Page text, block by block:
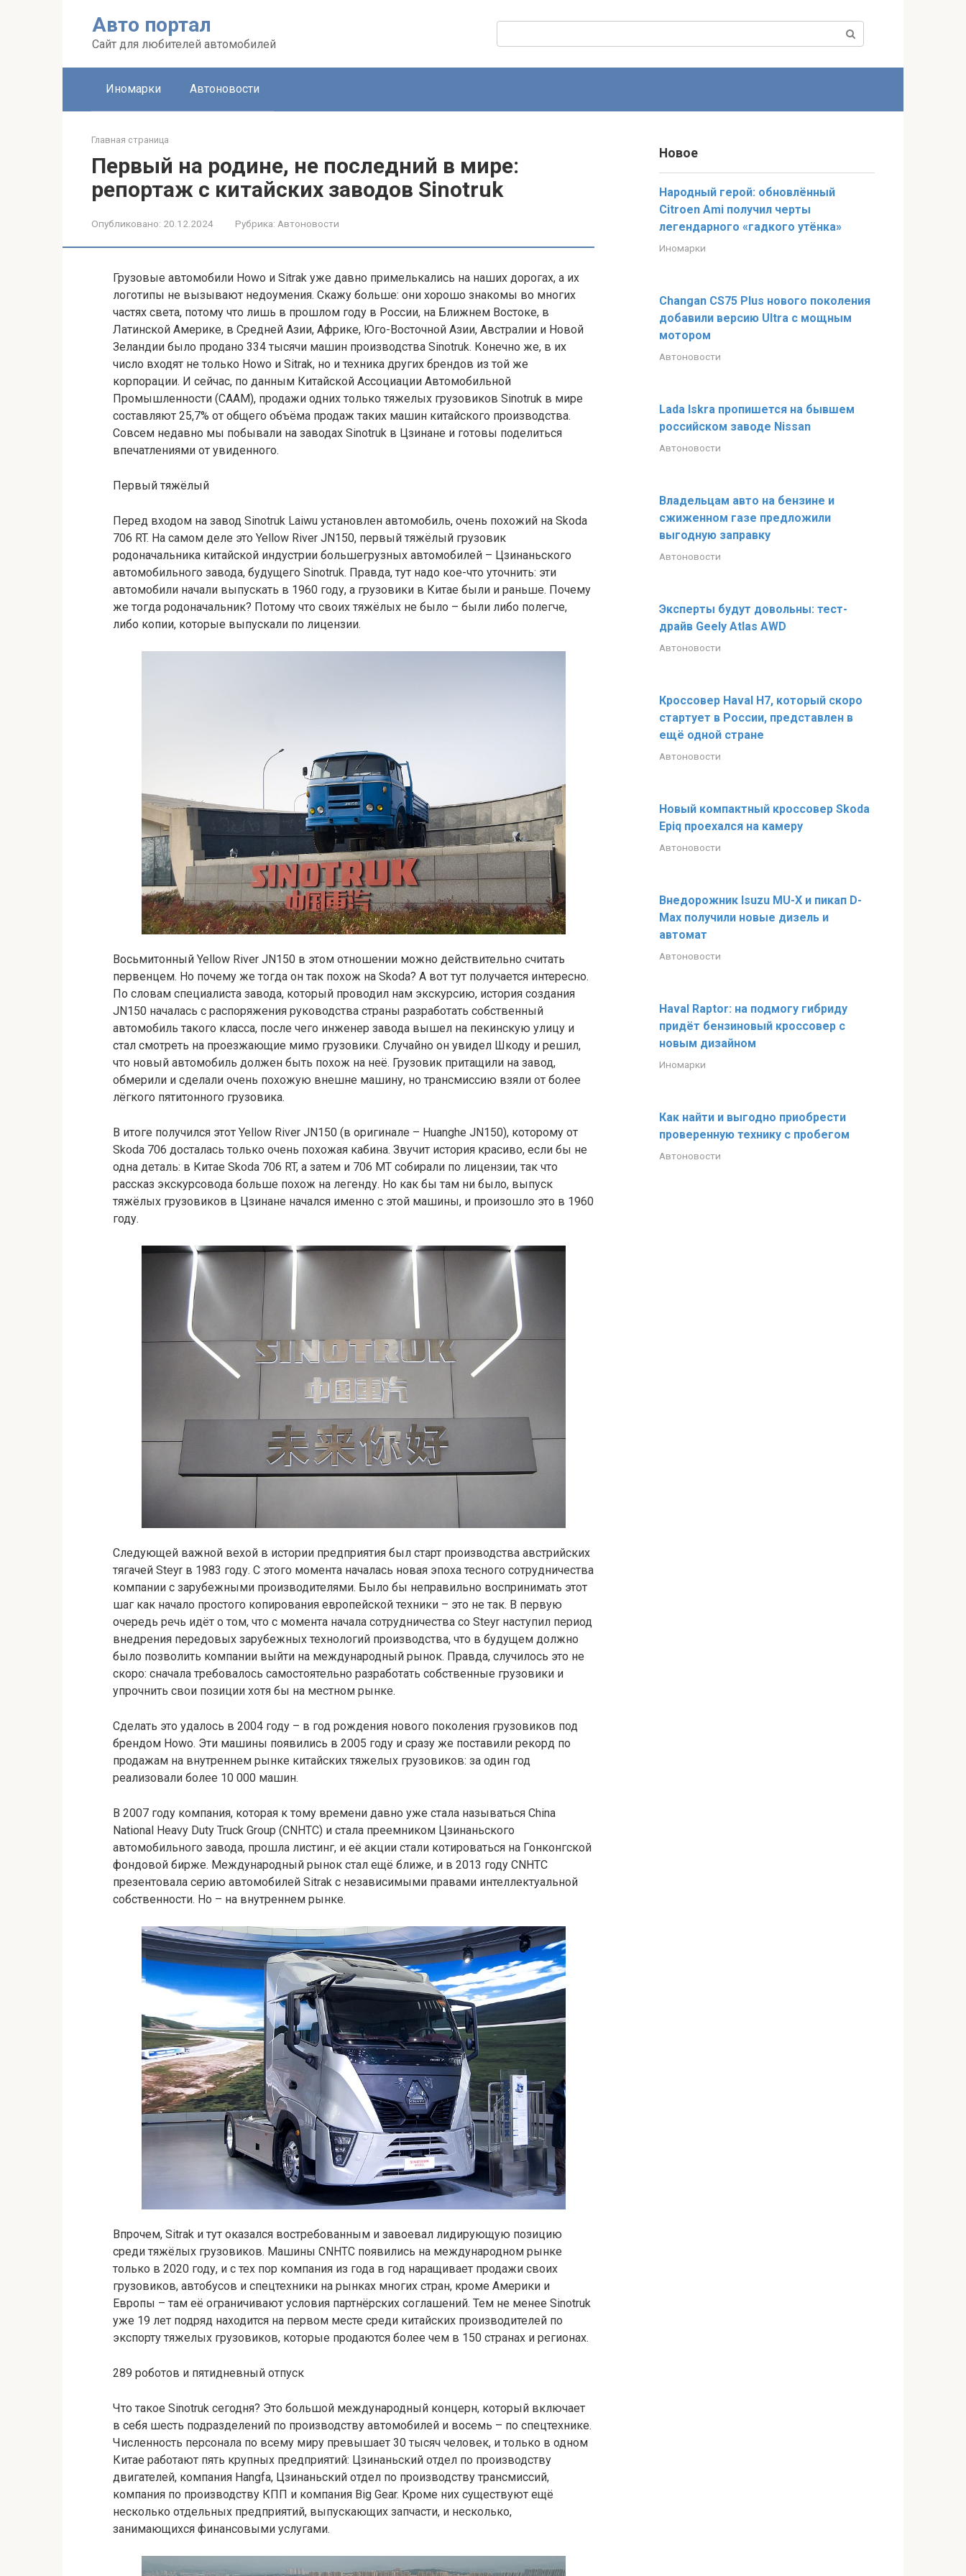
Авто портал
Сайт для любителей автомобилей
Иномарки Автоновости
Главная страница
Первый на родине, не последний в мире:
репортаж с китайских заводов Sinotruk
Опубликовано: 20.12.2024 Рубрика: Автоновости
Грузовые автомобили Howo и Sitrak уже давно примелькались на наших дорогах, а их
логотипы не вызывают недоумения. Скажу больше: они хорошо знакомы во многих
частях света, потому что лишь в прошлом году в России, на Ближнем Востоке, в
Латинской Америке, в Средней Азии, Африке, Юго-Восточной Азии, Австралии и Новой
Зеландии было продано 334 тысячи машин производства Sinotruk. Конечно же, в их
число входят не только Howo и Sitrak, но и техника других брендов из той же
корпорации. И сейчас, по данным Китайской Ассоциации Автомобильной
Промышленности (CAAM), продажи одних только тяжелых грузовиков Sinotruk в мире
составляют 25,7% от общего объёма продаж таких машин китайского производства.
Совсем недавно мы побывали на заводах Sinotruk в Цзинане и готовы поделиться
впечатлениями от увиденного.
Первый тяжёлый
Перед входом на завод Sinotruk Laiwu установлен автомобиль, очень похожий на Skoda
706 RT. На самом деле это Yellow River JN150, первый тяжёлый грузовик
родоначальника китайской индустрии большегрузных автомобилей – Цзинаньского
автомобильного завода, будущего Sinotruk. Правда, тут надо кое-что уточнить: эти
автомобили начали выпускать в 1960 году, а грузовики в Китае были и раньше. Почему
же тогда родоначальник? Потому что своих тяжёлых не было – были либо полегче,
либо копии, которые выпускали по лицензии.
Восьмитонный Yellow River JN150 в этом отношении можно действительно считать
первенцем. Но почему же тогда он так похож на Skoda? А вот тут получается интересно.
По словам специалиста завода, который проводил нам экскурсию, история создания
JN150 началась с распоряжения руководства страны разработать собственный
автомобиль такого класса, после чего инженер завода вышел на пекинскую улицу и
стал смотреть на проезжающие мимо грузовики. Случайно он увидел Шкоду и решил,
что новый автомобиль должен быть похож на неё. Грузовик притащили на завод,
обмерили и сделали очень похожую внешне машину, но трансмиссию взяли от более
лёгкого пятитонного грузовика.
В итоге получился этот Yellow River JN150 (в оригинале – Huanghe JN150), которому от
Skoda 706 досталась только очень похожая кабина. Звучит история красиво, если бы не
одна деталь: в Китае Skoda 706 RT, а затем и 706 MT собирали по лицензии, так что
рассказ экскурсовода больше похож на легенду. Но как бы там ни было, выпуск
тяжёлых грузовиков в Цзинане начался именно с этой машины, и произошло это в 1960
году.
Следующей важной вехой в истории предприятия был старт производства австрийских
тягачей Steyr в 1983 году. С этого момента началась новая эпоха тесного сотрудничества
компании с зарубежными производителями. Было бы неправильно воспринимать этот
шаг как начало простого копирования европейской техники – это не так. В первую
очередь речь идёт о том, что с момента начала сотрудничества со Steyr наступил период
внедрения передовых зарубежных технологий производства, что в будущем должно
было позволить компании выйти на международный рынок. Правда, случилось это не
скоро: сначала требовалось самостоятельно разработать собственные грузовики и
упрочнить свои позиции хотя бы на местном рынке.
Сделать это удалось в 2004 году – в год рождения нового поколения грузовиков под
брендом Howo. Эти машины появились в 2005 году и сразу же поставили рекорд по
продажам на внутреннем рынке китайских тяжелых грузовиков: за один год
реализовали более 10 000 машин.
В 2007 году компания, которая к тому времени давно уже стала называться China
National Heavy Duty Truck Group (CNHTC) и стала преемником Цзинаньского
автомобильного завода, прошла листинг, и её акции стали котироваться на Гонконгской
фондовой бирже. Международный рынок стал ещё ближе, и в 2013 году CNHTC
презентовала серию автомобилей Sitrak с независимыми правами интеллектуальной
собственности. Но – на внутреннем рынке.
Впрочем, Sitrak и тут оказался востребованным и завоевал лидирующую позицию
среди тяжёлых грузовиков. Машины CNHTC появились на международном рынке
только в 2020 году, и с тех пор компания из года в год наращивает продажи своих
грузовиков, автобусов и спецтехники на рынках многих стран, кроме Америки и
Европы – там её ограничивают условия партнёрских соглашений. Тем не менее Sinotruk
уже 19 лет подряд находится на первом месте среди китайских производителей по
экспорту тяжелых грузовиков, которые продаются более чем в 150 странах и регионах.
289 роботов и пятидневный отпуск
Что такое Sinotruk сегодня? Это большой международный концерн, который включает
в себя шесть подразделений по производству автомобилей и восемь – по спецтехнике.
Численность персонала по всему миру превышает 30 тысяч человек, и только в одном
Китае работают пять крупных предприятий: Цзинаньский отдел по производству
двигателей, компания Hangfa, Цзинаньский отдел по производству трансмиссий,
компания по производству КПП и компания Big Gear. Кроме них существуют ещё
несколько отдельных предприятий, выпускающих запчасти, и несколько,
занимающихся финансовыми услугами.
Новое
Народный герой: обновлённый
Citroen Ami получил черты
легендарного «гадкого утёнка»
Иномарки
Changan CS75 Plus нового поколения
добавили версию Ultra с мощным
мотором
Автоновости
Lada Iskra пропишется на бывшем
российском заводе Nissan
Автоновости
Владельцам авто на бензине и
сжиженном газе предложили
выгодную заправку
Автоновости
Эксперты будут довольны: тест-
драйв Geely Atlas AWD
Автоновости
Кроссовер Haval H7, который скоро
стартует в России, представлен в
ещё одной стране
Автоновости
Новый компактный кроссовер Skoda
Epiq проехался на камеру
Автоновости
Внедорожник Isuzu MU-X и пикап D-
Max получили новые дизель и
автомат
Автоновости
Haval Raptor: на подмогу гибриду
придёт бензиновый кроссовер с
новым дизайном
Иномарки
Как найти и выгодно приобрести
проверенную технику с пробегом
Автоновости